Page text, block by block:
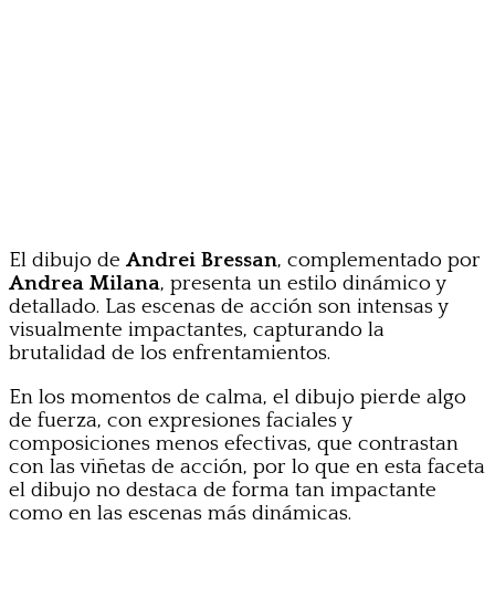
El dibujo de Andrei Bressan, complementado por
Andrea Milana, presenta un estilo dinámico y
detallado. Las escenas de acción son intensas y
visualmente impactantes, capturando la
brutalidad de los enfrentamientos.
En los momentos de calma, el dibujo pierde algo
de fuerza, con expresiones faciales y
composiciones menos efectivas, que contrastan
con las viñetas de acción, por lo que en esta faceta
el dibujo no destaca de forma tan impactante
como en las escenas más dinámicas.